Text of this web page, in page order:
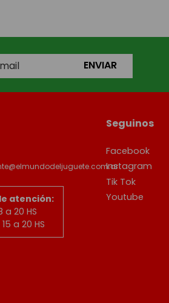
ENVIAR
atención:
a 20 HS
a 20 HS
Seguinos
Facebook
Instagram
Tik Tok
Youtube